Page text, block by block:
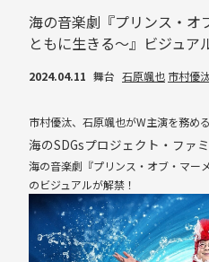
海の音楽劇『プリンス・オ
ともに生きる～』ビジュア
2024.04.11 舞台 石原颯也 市村優
市村優汰、石原颯也がW主演を務める
海のSDGsプロジェクト・ファ
海の音楽劇『プリンス・オブ・マー
のビジュアルが解禁！